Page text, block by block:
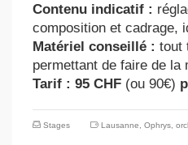
Contenu indicatif :
composition et cadrage,
Matériel conseillé : tout
permettant de faire de la
Tarif : 95 CHF (ou 90€)
Stages Lausanne Ophrys